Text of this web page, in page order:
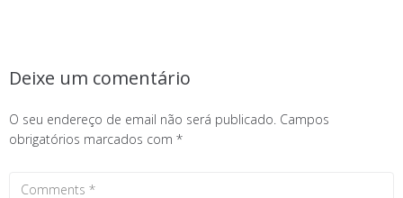
Deixe um comentário
O seu endereço de email não será publicado. Campos
obrigatórios marcados com *